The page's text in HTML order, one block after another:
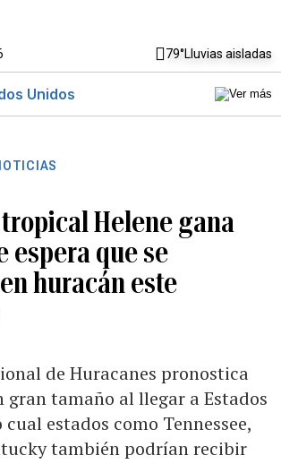
79°Lluvias aisladas
Unidos
Helene gana
espera que se
huracán este
de Huracanes pronostica
gran tamaño al llegar a Estados
estados como Tennessee,
también podrían recibir